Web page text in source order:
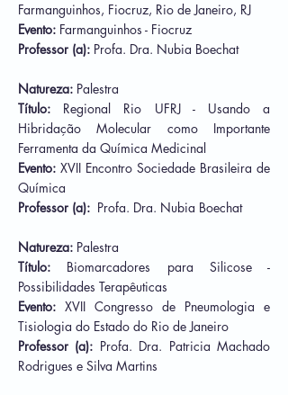
Farmanguinhos, Fiocruz, Rio de Janeiro, RJ
Evento: Farmanguinhos - Fiocruz
Professor (a): Profa. Dra. Nubia Boechat
Natureza: Palestra
Título: Regional Rio UFRJ - Usando a
Hibridação Molecular como Importante
Ferramenta da Química Medicinal
Evento: XVII Encontro Sociedade Brasileira de
Química
Professor (a): Profa. Dra. Nubia Boechat
Natureza: Palestra
Título: Biomarcadores para Silicose -
Possibilidades Terapêuticas
Evento: XVII Congresso de Pneumologia e
Tisiologia do Estado do Rio de Janeiro
Professor (a): Profa. Dra. Patricia Machado
Rodrigues e Silva Martins